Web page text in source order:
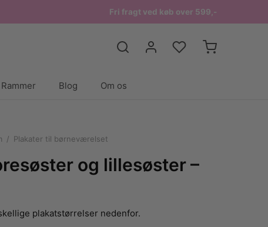
Fri fragt ved køb over 599,-
Rammer Blog Om os
/ Plakater til børneværelset
og lillesøster –
plakatstørrelser nedenfor.